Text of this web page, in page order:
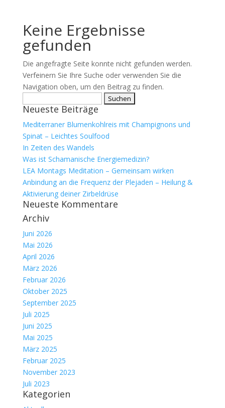
Keine Ergebnisse
gefunden
Die angefragte Seite konnte nicht gefunden werden.
Verfeinern Sie Ihre Suche oder verwenden Sie die
Navigation oben, um den Beitrag zu finden.
nach:
Neueste Beiträge
Mediterraner Blumenkohlreis mit Champignons und
Spinat – Leichtes Soulfood
In Zeiten des Wandels
Was ist Schamanische Energiemedizin?
LEA Montags Meditation – Gemeinsam wirken
Anbindung an die Frequenz der Plejaden – Heilung &
Aktivierung deiner Zirbeldrüse
Neueste Kommentare
Archiv
Juni 2026
Mai 2026
April 2026
März 2026
Februar 2026
Oktober 2025
September 2025
Juli 2025
Juni 2025
Mai 2025
März 2025
Februar 2025
November 2023
Juli 2023
Kategorien